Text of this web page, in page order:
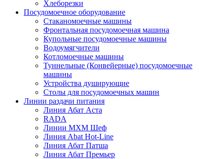
Хлеборезки
Посудомоечное оборудование
Стаканомоечные машины
Фронтальная посудомоечная машина
Купольные посудомоечные машины
Водоумягчители
Котломоечные машины
Туннельные (Конвейерные) посудомоечные
машины
Устройства душирующие
Столы для посудомоечных машин
Линии раздачи питания
Линия Абат Аста
RADA
Линии МХМ Шеф
Линия Abat Hot-Line
Линия Абат Патша
Линия Абат Премьер